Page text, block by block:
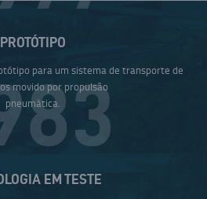
PROTÓTIPO
para um sistema de transporte de
movido por propulsão
pneumática.
EM TESTE